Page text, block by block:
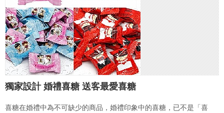
獨家設計 婚禮喜糖 送客最愛喜糖
喜糖在婚禮中為不可缺少的商品，婚禮印象中的喜糖，已不是「喜